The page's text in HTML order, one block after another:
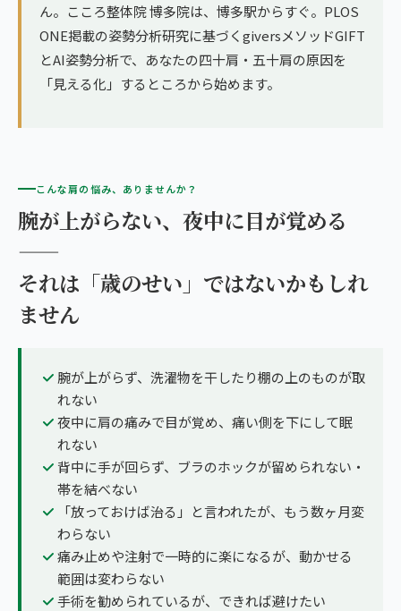
ん。こころ整体院 博多院は、博多駅からすぐ。PLOS
ONE掲載の姿勢分析研究に基づくgiversメソッドGIFT
とAI姿勢分析で、あなたの四十肩・五十肩の原因を
「見える化」するところから始めます。
こんな肩の悩み、ありませんか？
腕が上がらない、夜中に目が覚める
——
それは「歳のせい」ではないかもしれ
ません
腕が上がらず、洗濯物を干したり棚の上のものが取
れない
夜中に肩の痛みで目が覚め、痛い側を下にして眠
れない
背中に手が回らず、ブラのホックが留められない・
帯を結べない
「放っておけば治る」と言われたが、もう数ヶ月変
わらない
痛み止めや注射で一時的に楽になるが、動かせる
範囲は変わらない
手術を勧められているが、できれば避けたい